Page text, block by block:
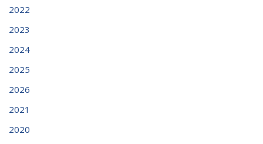
2022
2023
2024
2025
2026
2021
2020